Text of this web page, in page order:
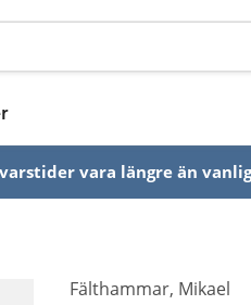
vara längre än
Fälthammar, Mikael